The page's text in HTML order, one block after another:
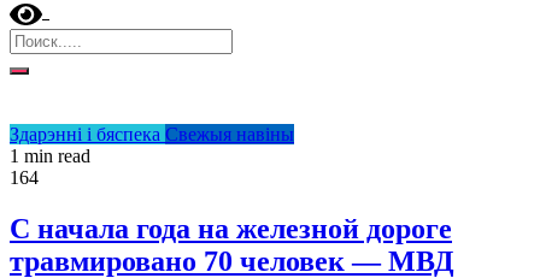
Здарэнні і бяспека Свежыя навіны
1 min read
164
С начала года на железной дороге
травмировано 70 человек — МВД